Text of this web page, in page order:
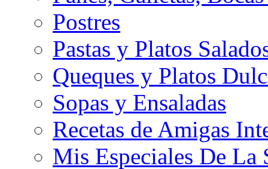
Postres
Pastas y Platos
Queques y Platos
Sopas y Ensaladas
Recetas de Amigas
Mis Especiales De La